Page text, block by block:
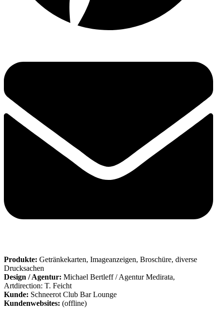
Produkte: Getränkekarten, Imageanzeigen, Broschüre, diverse
Drucksachen
Design / Agentur: Michael Bertleff / Agentur Medirata,
Artdirection: T. Feicht
Kunde: Schneerot Club Bar Lounge
Kundenwebsites: (offline)